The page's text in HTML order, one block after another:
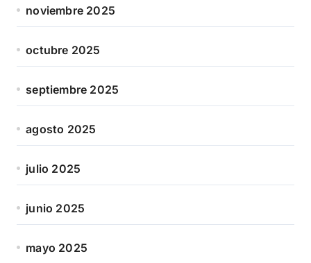
noviembre 2025
octubre 2025
septiembre 2025
agosto 2025
julio 2025
junio 2025
mayo 2025